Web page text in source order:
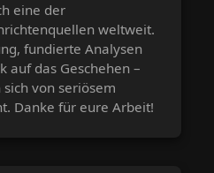
eine der
weltweit.
fundierte Analysen
auf das Geschehen –
von seriösem
Danke für eure Arbeit!